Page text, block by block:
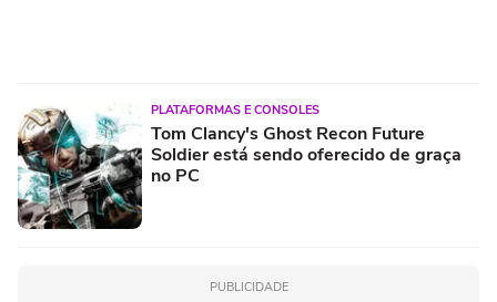
PLATAFORMAS E CONSOLES
Tom Clancy's Ghost Recon Future
Soldier está sendo oferecido de graça
no PC
PUBLICIDADE